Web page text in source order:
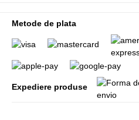
Metode de plata
Expediere produse